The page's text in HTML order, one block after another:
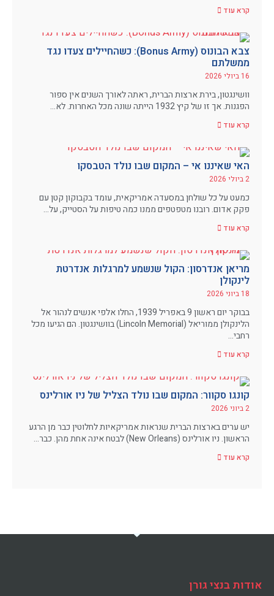
קרא עוד
צבא הבונוס (Bonus Army): כשהחיילים צעדו נגד
ממשלתם
16 ביולי 2026
וושינגטון, בירת ארצות הברית, ראתה לאורך השנים אין ספור
הפגנות. אך זו של קיץ 1932 הייתה שונה מכל האחרות. לא…
קרא עוד
האי שאיננו אי – המקום שבו נולד הטבסקו
2 ביולי 2026
כמעט על כל שולחן במסעדה אמריקאית, עומד בקבוקון קטן עם
פקק אדום. רובנו מטפטפים ממנו כמה טיפות על הסטייק, על…
קרא עוד
מריאן אנדרסון: הקול שנשמע למרגלות אנדרטת
לינקולן
18 ביוני 2026
בבוקר יום ראשון 9 באפריל 1939, החלו אלפי אנשים לנהור אל
הלינקולן ממוריאל (Lincoln Memorial) בוושינגטון. הם הגיעו מכל
רחבי…
קרא עוד
קונגו סקוור: המקום שבו נולד הצליל של ניו אורלינס
2 ביוני 2026
יש ערים בארצות הברית שנראות אמריקאיות לחלוטין כבר מן הרגע
הראשון. ניו אורלינס (New Orleans) לבטח אינה אחת מהן. כבר…
קרא עוד
אודות בנצי גורן